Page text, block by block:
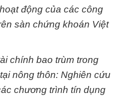
động của các công
sàn chứng khoán Việt
chính bao trùm trong
nông thôn: Nghiên cứu
chương trình tín dụng